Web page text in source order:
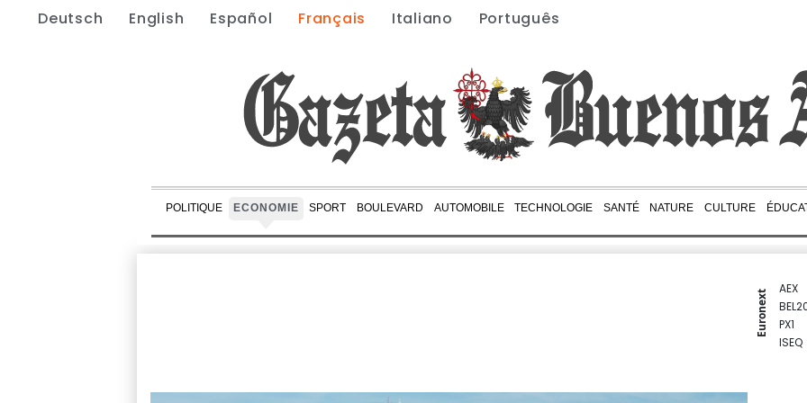
Deutsch English Español Français Italiano Português
POLITIQUE ECONOMIE SPORT BOULEVARD AUTOMOBILE TECHNOLOGIE SANTÉ NATURE CULTURE
Euronext
AEX
PX1
ISEQ